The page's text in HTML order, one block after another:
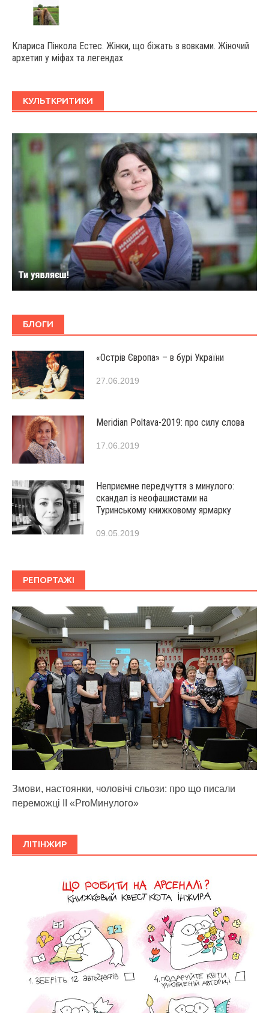
Клариса Пінкола Естес. Жінки, що біжать з вовками. Жіночий
архетип у міфах та легендах
КУЛЬТКРИТИКИ
БЛОГИ
«Острів Європа» – в бурі України
27.06.2019
Мeridian Poltava-2019: про силу слова
17.06.2019
Неприємне передчуття з минулого:
скандал із неофашистами на
Туринському книжковому ярмарку
09.05.2019
РЕПОРТАЖІ
Змови, настоянки, чоловічі сльози: про що писали
переможці ІІ «ProМинулого»
ЛІТІНЖИР